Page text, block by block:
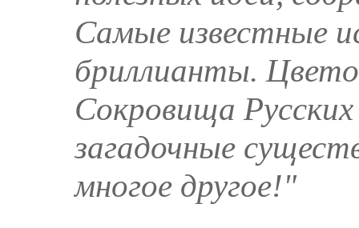
Самые известные
бриллианты.
Сокровища
загадочные
многое другое!"